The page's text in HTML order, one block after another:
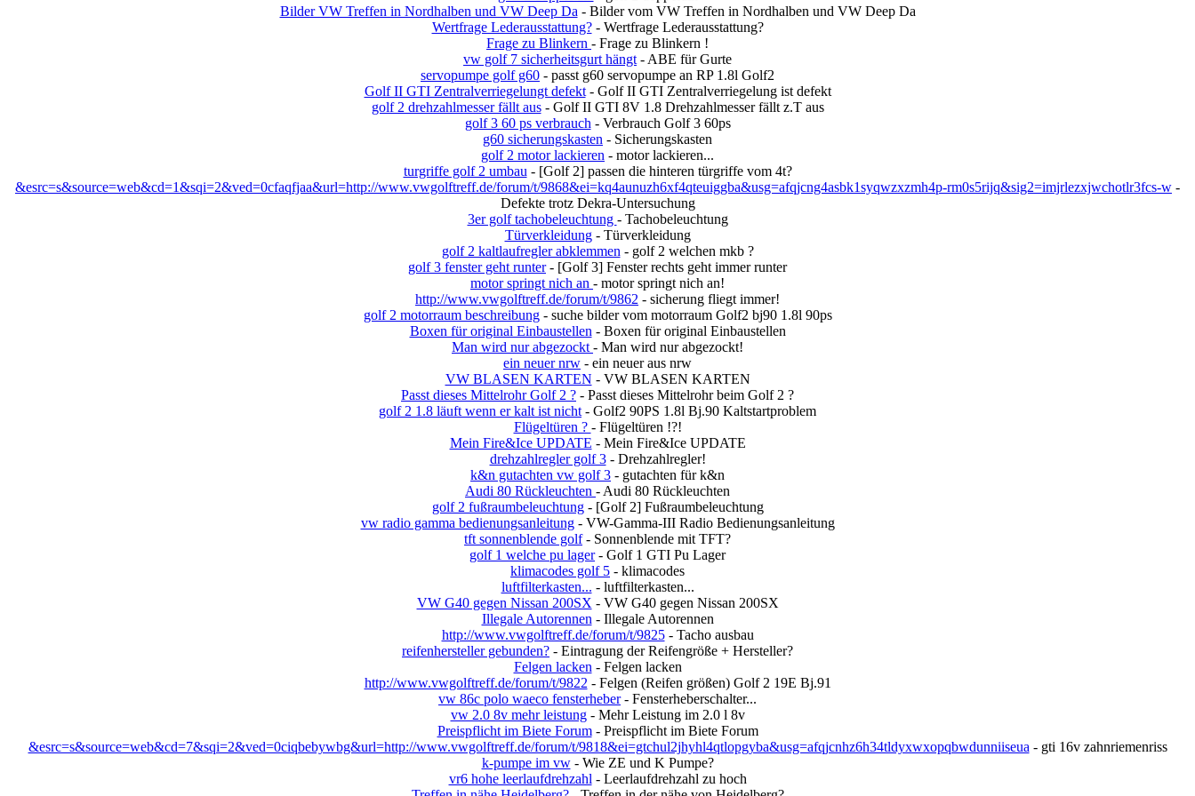
Bilder VW Treffen in Nordhalben und VW Deep Da - Bilder vom VW Treffen in Nordhalben und VW Deep Da
Wertfrage Lederausstattung?- Wertfrage Lederausstattung?
Frage zu Blinkern - Frage zu Blinkern !
vw golf 7 sicherheitsgurt hängt - ABE für Gurte
servopumpe golf g60 - passt g60 servopumpe an RP 1.8l Golf2
Golf II GTI Zentralverriegelungt defekt- Golf II GTI Zentralverriegelung ist defekt
golf 2 drehzahlmesser fällt aus- Golf II GTI 8V 1.8 Drehzahlmesser fällt z.T aus
golf 3 60 ps verbrauch - Verbrauch Golf 3 60ps
g60 sicherungskasten - Sicherungskasten
golf 2 motor lackieren - motor lackieren...
turgriffe golf 2 umbau - [Golf 2] passen die hinteren türgriffe vom 4t?
&esrc=s&source=web&cd=1&sqi=2&ved=0cfaqfjaa&url=http://www.vwgolftreff.de/forum/t/9868&ei=kq4aunuzh6xf4qteuiggba&usg=afqjcng4asbk1syqwzxzmh4p-rm0s5rijq&sig2=imjrlezxjwchotlr3fcs-w -
Defekte trotz Dekra-Untersuchung
3er golf tachobeleuchtung - Tachobeleuchtung
Türverkleidung- Türverkleidung
golf 2 kaltlaufregler abklemmen - golf 2 welchen mkb ?
golf 3 fenster geht runter- [Golf 3] Fenster rechts geht immer runter
motor springt nich an - motor springt nich an!
http://www.vwgolftreff.de/forum/t/9862 - sicherung fliegt immer!
golf 2 motorraum beschreibung- suche bilder vom motorraum Golf2 bj90 1.8l 90ps
Boxen für original Einbaustellen - Boxen für original Einbaustellen
Man wird nur abgezockt - Man wird nur abgezockt!
ein neuer nrw - ein neuer aus nrw
VW BLASEN KARTEN - VW BLASEN KARTEN
Passt dieses Mittelrohr Golf 2 ? - Passt dieses Mittelrohr beim Golf 2 ?
golf 2 1.8 läuft wenn er kalt ist nicht - Golf2 90PS 1.8l Bj.90 Kaltstartproblem
Flügeltüren ? - Flügeltüren !?!
Mein Fire&Ice UPDATE - Mein Fire&Ice UPDATE
drehzahlregler golf 3- Drehzahlregler!
k&n gutachten vw golf 3 - gutachten für k&n
Audi 80 Rückleuchten - Audi 80 Rückleuchten
golf 2 fußraumbeleuchtung- [Golf 2] Fußraumbeleuchtung
vw radio gamma bedienungsanleitung- VW-Gamma-III Radio Bedienungsanleitung
tft sonnenblende golf- Sonnenblende mit TFT?
golf 1 welche pu lager- Golf 1 GTI Pu Lager
klimacodes golf 5 - klimacodes
luftfilterkasten... - luftfilterkasten...
VW G40 gegen Nissan 200SX - VW G40 gegen Nissan 200SX
Illegale Autorennen - Illegale Autorennen
http://www.vwgolftreff.de/forum/t/9825- Tacho ausbau
reifenhersteller gebunden? - Eintragung der Reifengröße + Hersteller?
Felgen lacken - Felgen lacken
http://www.vwgolftreff.de/forum/t/9822 - Felgen (Reifen größen) Golf 2 19E Bj.91
vw 86c polo waeco fensterheber- Fensterheberschalter...
vw 2.0 8v mehr leistung- Mehr Leistung im 2.0 l 8v
Preispflicht im Biete Forum- Preispflicht im Biete Forum
&esrc=s&source=web&cd=7&sqi=2&ved=0ciqbebywbg&url=http://www.vwgolftreff.de/forum/t/9818&ei=gtchul2jhyhl4qtlopgyba&usg=afqjcnhz6h34tldyxwxopqbwdunniiseua - gti 16v zahnriemenriss
k-pumpe im vw- Wie ZE und K Pumpe?
vr6 hohe leerlaufdrehzahl - Leerlaufdrehzahl zu hoch